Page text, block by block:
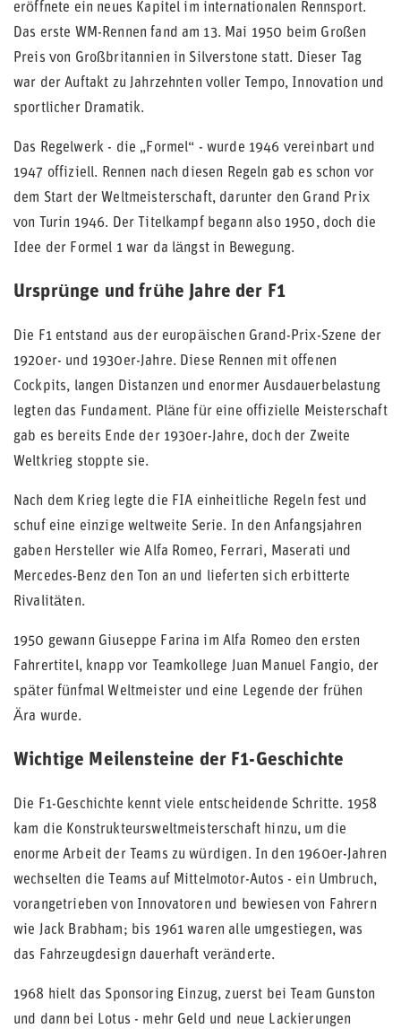
eröffnete ein neues Kapitel im internationalen Rennsport.
Das erste WM-Rennen fand am 13. Mai 1950 beim Großen
Preis von Großbritannien in Silverstone statt. Dieser Tag
war der Auftakt zu Jahrzehnten voller Tempo, Innovation und
sportlicher Dramatik.
Das Regelwerk - die „Formel“ - wurde 1946 vereinbart und
1947 offiziell. Rennen nach diesen Regeln gab es schon vor
dem Start der Weltmeisterschaft, darunter den Grand Prix
von Turin 1946. Der Titelkampf begann also 1950, doch die
Idee der Formel 1 war da längst in Bewegung.
Ursprünge und frühe Jahre der F1
Die F1 entstand aus der europäischen Grand-Prix-Szene der
1920er- und 1930er-Jahre. Diese Rennen mit offenen
Cockpits, langen Distanzen und enormer Ausdauerbelastung
legten das Fundament. Pläne für eine offizielle Meisterschaft
gab es bereits Ende der 1930er-Jahre, doch der Zweite
Weltkrieg stoppte sie.
Nach dem Krieg legte die FIA einheitliche Regeln fest und
schuf eine einzige weltweite Serie. In den Anfangsjahren
gaben Hersteller wie Alfa Romeo, Ferrari, Maserati und
Mercedes-Benz den Ton an und lieferten sich erbitterte
Rivalitäten.
1950 gewann Giuseppe Farina im Alfa Romeo den ersten
Fahrertitel, knapp vor Teamkollege Juan Manuel Fangio, der
später fünfmal Weltmeister und eine Legende der frühen
Ära wurde.
Wichtige Meilensteine der F1-Geschichte
Die F1-Geschichte kennt viele entscheidende Schritte. 1958
kam die Konstrukteursweltmeisterschaft hinzu, um die
enorme Arbeit der Teams zu würdigen. In den 1960er-Jahren
wechselten die Teams auf Mittelmotor-Autos - ein Umbruch,
vorangetrieben von Innovatoren und bewiesen von Fahrern
wie Jack Brabham; bis 1961 waren alle umgestiegen, was
das Fahrzeugdesign dauerhaft veränderte.
1968 hielt das Sponsoring Einzug, zuerst bei Team Gunston
und dann bei Lotus - mehr Geld und neue Lackierungen